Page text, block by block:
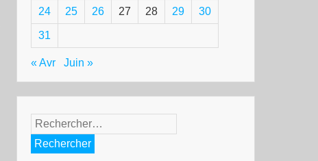
24 25 26 27 28 29 30
31
« Avr Juin »
Rechercher :